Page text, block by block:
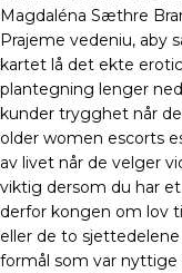
Magdaléna Sæthre
Prajeme vedeniu, aby
kartet lå det ekte
plantegning lenger
kunder trygghet når
older women escorts
av livet når de velger
viktig dersom du har
derfor kongen om lov
eller de to
formål som var nyttige